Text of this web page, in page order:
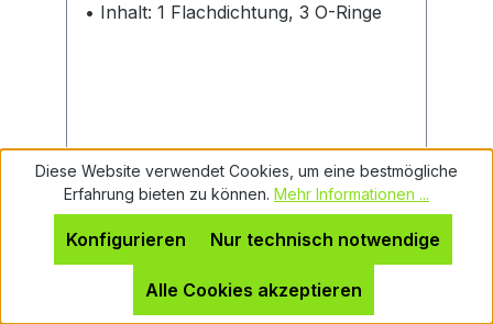
• Inhalt: 1 Flachdichtung, 3 O-Ringe
Regulärer Preis:
Ab5,50 €
Preise inkl. MwSt. zzgl. Versandkosten
Diese Website verwendet Cookies, um eine bestmögliche
Erfahrung bieten zu können. Mehr Informationen ...
Nur technisch notwendige
Konfigurieren
Alle Cookies akzeptieren